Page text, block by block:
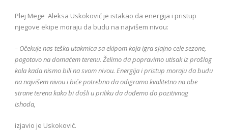
Plej Mege Aleksa Uskoković je istakao da energija i pristup
njegove ekipe moraju da budu na najvišem nivou:
– Očekuje nas teška utakmica sa ekipom koja igra sjajno cele sezone,
pogotovo na domaćem terenu. Želimo da popravimo utisak iz prošlog
kola kada nismo bili na svom nivou. Energija i pristup moraju da budu
na najvišem nivou i biće potrebno da odigramo kvalitetno na obe
strane terena kako bi došli u priliku da dođemo do pozitivnog
ishoda,
izjavio je Uskoković.